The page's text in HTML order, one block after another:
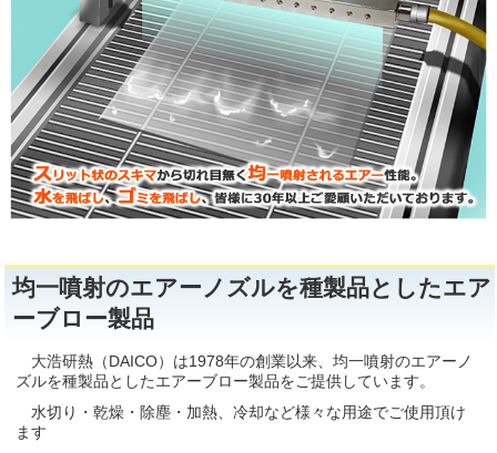
均一噴射のエアーノズルを種製品としたエア
ーブロー製品
大浩研熱（DAICO）は1978年の創業以来、均一噴射のエアーノ
ズルを種製品としたエアーブロー製品をご提供しています。
水切り・乾燥・除塵・加熱、冷却など様々な用途でご使用頂け
ます